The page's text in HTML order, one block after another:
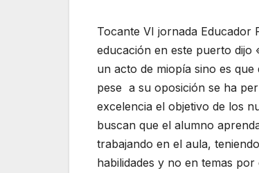
Tocante VI jornada Educador
educación en este puerto dijo
un acto de miopía sino es
pese a su oposición se ha
excelencia el objetivo de los
buscan que el alumno
trabajando en el aula,
habilidades y no en temas